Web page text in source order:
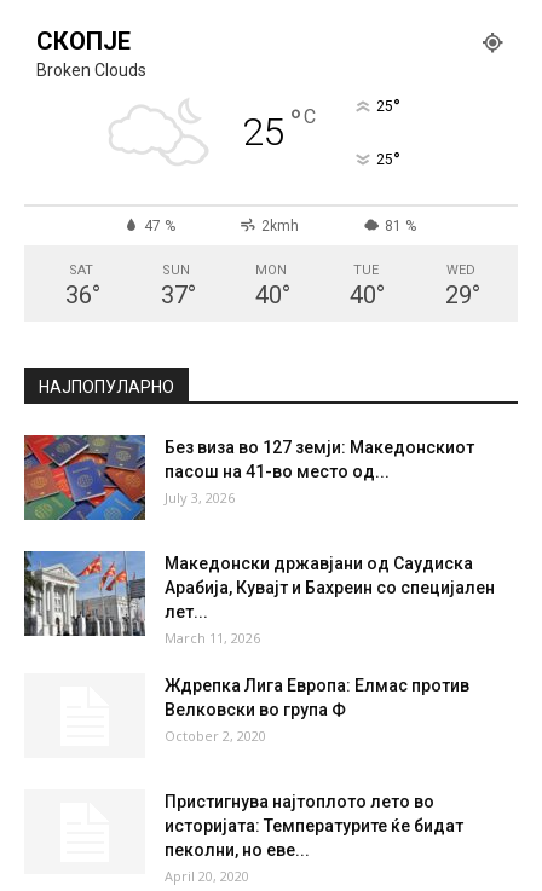
СКОПЈЕ
Broken Clouds
25 °C 25°
25°
47 % 2kmh 81 %
SAT
36°
SUN
37°
MON
40°
TUE
40°
WED
29°
НАЈПОПУЛАРНО
Без виза во 127 земји: Македонскиот
пасош на 41-во место од...
July 3, 2026
Македонски државјани од Саудиска
Арабија, Кувајт и Бахреин со специјален
лет...
March 11, 2026
Ждрепка Лига Европа: Елмас против
Велковски во група Ф
October 2, 2020
Пристигнува најтоплото лето во
историјата: Температурите ќе бидат
пеколни, но еве...
April 20, 2020